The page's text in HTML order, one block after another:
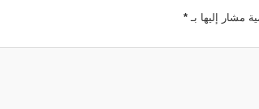
مشار إليها بـ*